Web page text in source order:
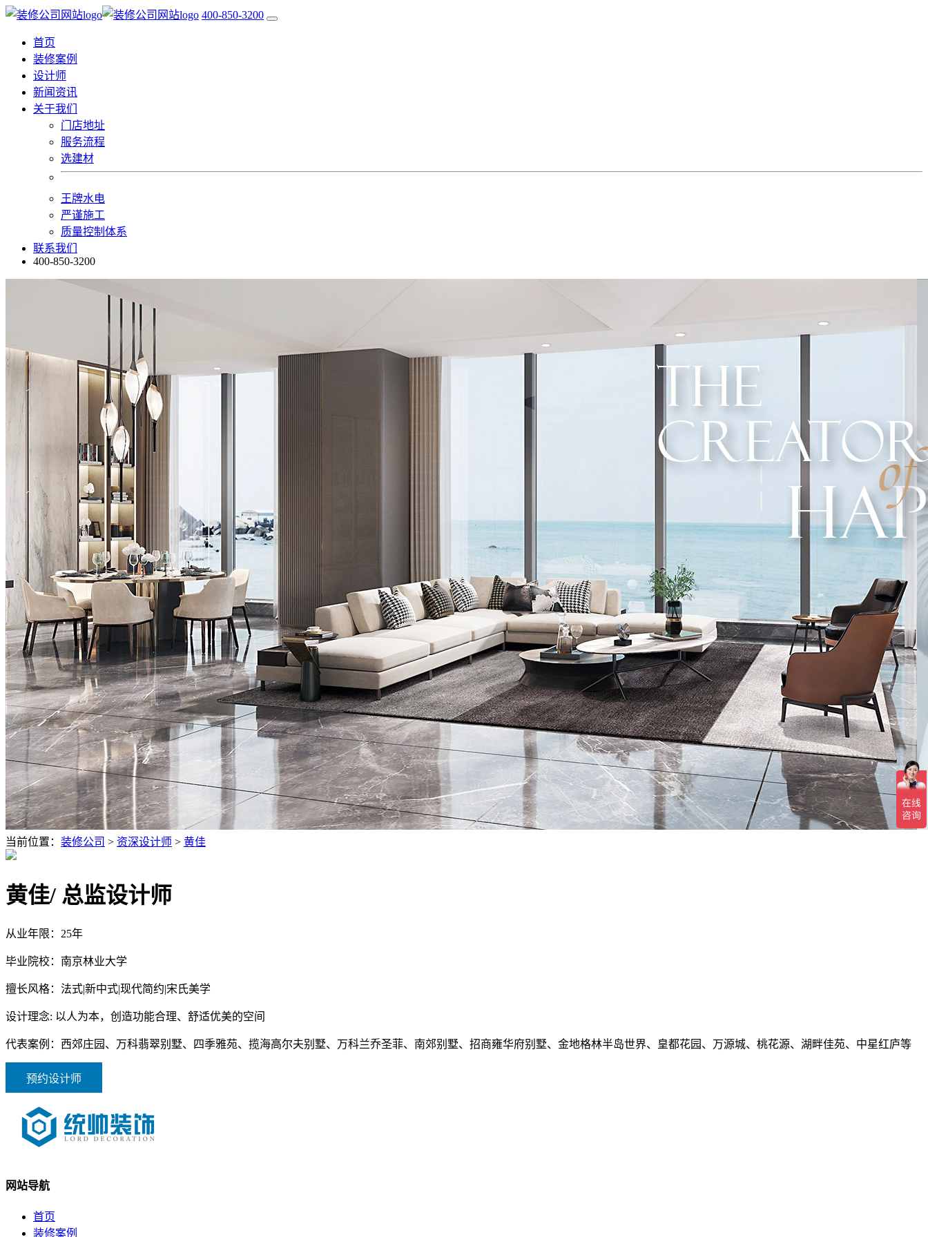
400-850-3200
首页
装修案例
设计师
新闻资讯
关于我们
门店地址
服务流程
选建材
王牌水电
严谨施工
质量控制体系
联系我们
400-850-3200
当前位置： 装修公司 > 资深设计师 > 黄佳
黄佳/ 总监设计师
从业年限： 25年
毕业院校： 南京林业大学
擅长风格： 法式|新中式|现代简约|宋氏美学
设计理念: 以人为本，创造功能合理、舒适优美的空间
代表案例： 西郊庄园、万科翡翠别墅、四季雅苑、揽海高尔夫别墅、万科兰乔圣菲、南郊别墅、招商雍华府别墅、金地格林半岛世界、皇都花园、万源城、桃花源、湖畔佳苑、中星红庐等
预约设计师
网站导航
首页
装修案例